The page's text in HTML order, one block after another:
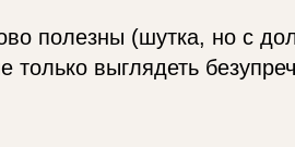
полезны (шутка, но с
только выглядеть